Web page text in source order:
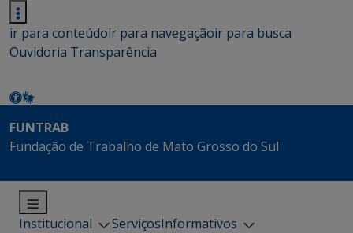
ir para conteúdoir para navegaçãoir para busca
Ouvidoria Transparência
FUNTRAB
Fundação de Trabalho de Mato Grosso do Sul
Institucional ServiçosInformativos